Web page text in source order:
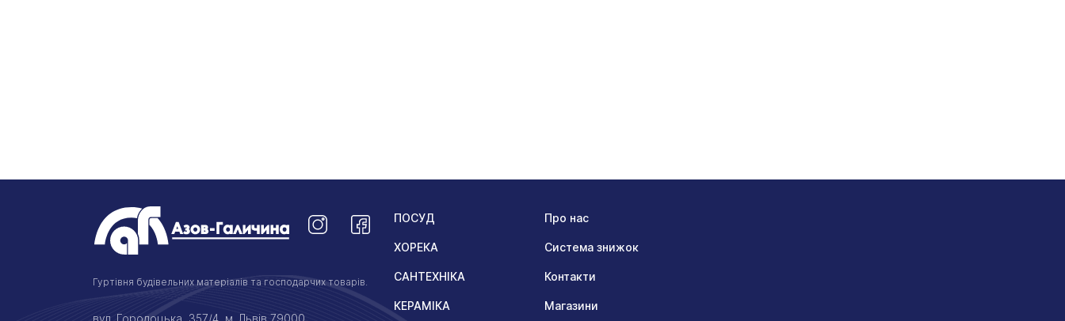
Гуртівня будівельних матеріалів та господарчих товарів.
вул. Городоцька, 357/4, м. Львів 79000
ПОСУД
ХОРЕКА
САНТЕХНІКА
КЕРАМІКА
Про нас
Система знижок
Контакти
Магазини